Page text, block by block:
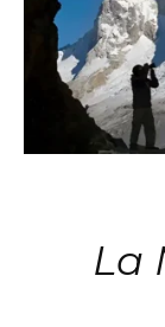
La